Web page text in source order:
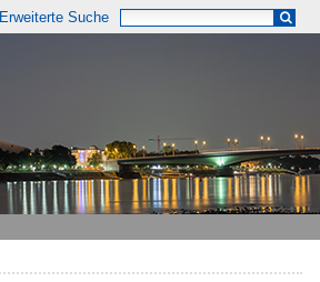
Erweiterte Suche